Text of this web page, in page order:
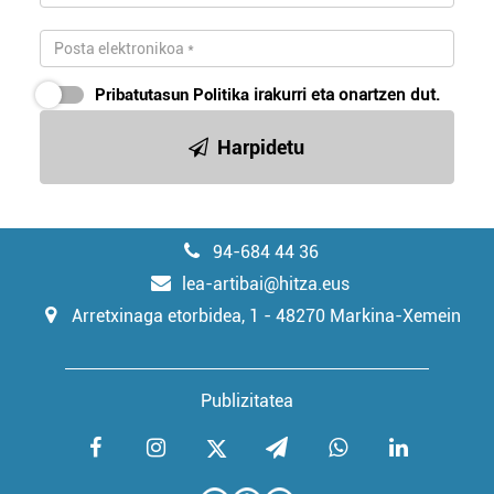
Pribatutasun Politika irakurri eta onartzen dut.
Harpidetu
94-684 44 36
lea-artibai@hitza.eus
Arretxinaga etorbidea, 1 - 48270 Markina-Xemein
Publizitatea